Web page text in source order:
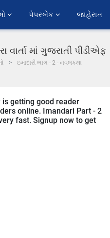
પેપરબેક જાહેરાત
વાર્તા માં ગુજરાતી પીડીએફ
ઇમાદારી ભાગ - 2 - નવલકથા
getting good reader
online. Imandari Part - 2
fast. Signup now to get